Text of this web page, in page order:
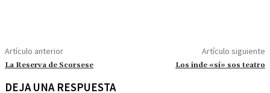
Artículo anterior
La Reserva de Scorsese
Artículo siguiente
Los inde «sí» sos teatro
DEJA UNA RESPUESTA